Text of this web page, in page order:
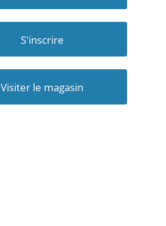
S'inscrire
Visiter le magasin